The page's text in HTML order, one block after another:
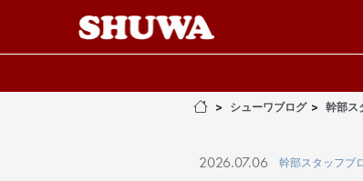
シューワブログ 幹部ス
2026.07.06 幹部スタッフブ